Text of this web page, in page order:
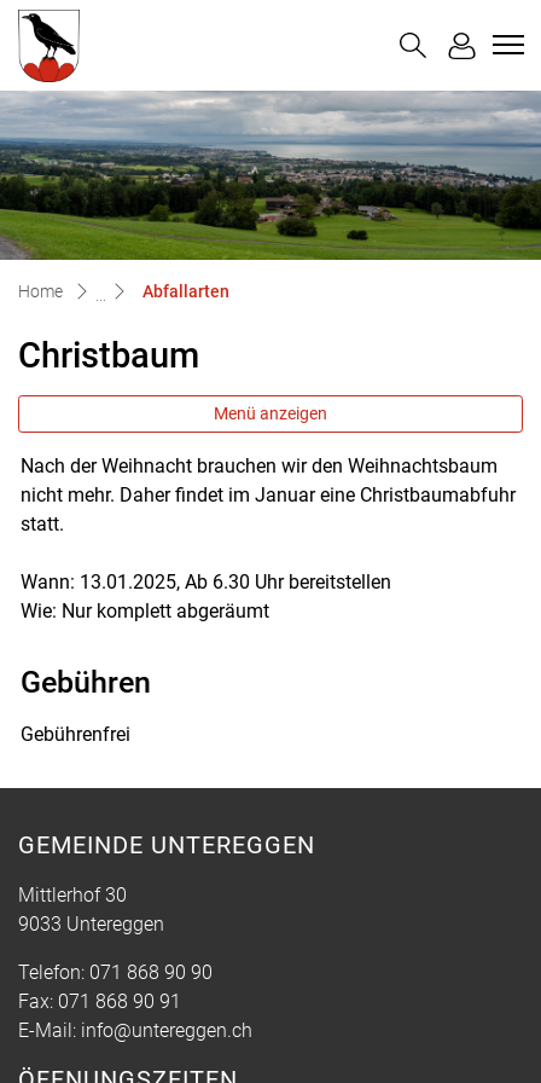
zur Startseite
Direkt zur Hauptnavigation
Direkt zum Inhalt
Direkt zur Suche
Direkt zum Stichwortverzeichnis
Untereggen
Home Abfallarten
Christbaum
Menü anzeigen
Nach der Weihnacht brauchen wir den Weihnachtsbaum
nicht mehr. Daher findet im Januar eine Christbaumabfuhr
statt.
Wann: 13.01.2025, Ab 6.30 Uhr bereitstellen
Wie: Nur komplett abgeräumt
Gebühren
Gebührenfrei
GEMEINDE UNTEREGGEN
Mittlerhof 30
9033 Untereggen
Telefon: 071 868 90 90
Fax: 071 868 90 91
E-Mail: info@untereggen.ch